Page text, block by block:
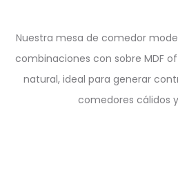
Nuestra mesa de comedor
combinaciones con sobre MDF
natural, ideal para generar
comedores cálidos